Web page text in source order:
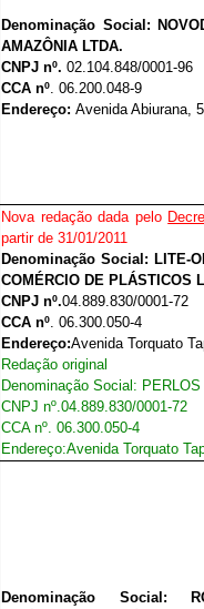
Denominação Social:
AMAZÔNIA LTDA.
CNPJ nº.02.104.848/0001-96
CCA nº. 06.200.048-9
Endereço:Avenida Abiurana,
Nova redação dada pelo
partir de 31/01/2011
Denominação Social: LITE-
COMÉRCIO DE PLÁSTICOS
CNPJ nº.04.889.830/0001-72
CCA nº. 06.300.050-4
Endereço:Avenida Torquato
Redação original
Denominação Social:
CNPJ nº.04.889.830/0001-72
CCA nº. 06.300.050-4
Endereço:Avenida Torquato
Denominação Social: